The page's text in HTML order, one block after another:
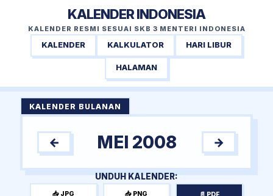
KALENDER INDONESIA
KALENDER RESMI SESUAI SKB 3 MENTERI INDONESIA
KALENDER KALKULATOR HARI LIBUR
HALAMAN
KALENDER BULANAN
← MEI 2008 →
UNDUH KALENDER:
📥 JPG 📥 PNG